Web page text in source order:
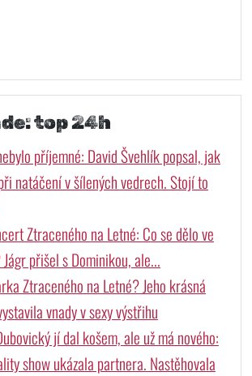
top 24h
příjemné: David Švehlík popsal, jak
natáčení v šílených vedrech. Stojí to
Ztraceného na Letné: Co se dělo ve
přišel s Dominikou, ale...
Ztraceného na Letné? Jeho krásná
vnady v sexy výstřihu
jí dal košem, ale už má nového:
show ukázala partnera. Nastěhovala